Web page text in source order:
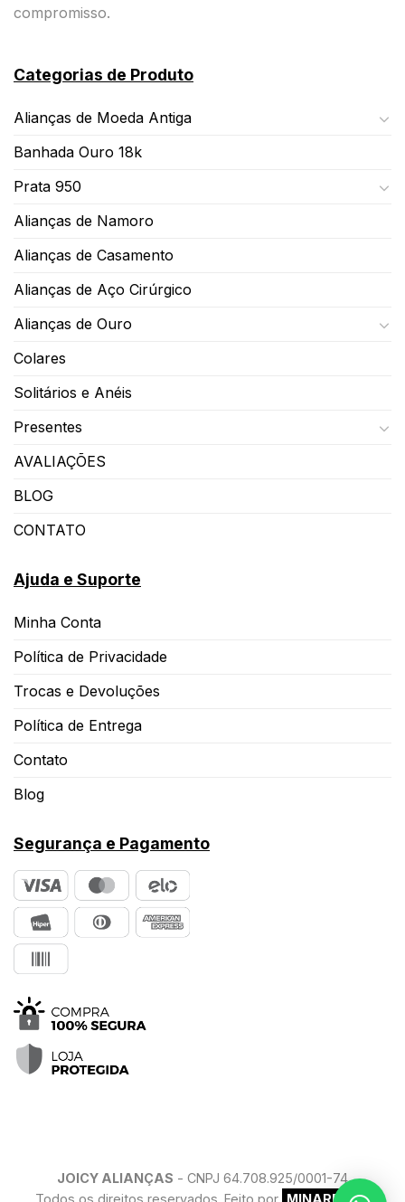
compromisso.
Categorias de Produto
Alianças de Moeda Antiga
Banhada Ouro 18k
Prata 950
Alianças de Namoro
Alianças de Casamento
Alianças de Aço Cirúrgico
Alianças de Ouro
Colares
Solitários e Anéis
Presentes
AVALIAÇÕES
BLOG
CONTATO
Ajuda e Suporte
Minha Conta
Política de Privacidade
Trocas e Devoluções
Política de Entrega
Contato
Blog
Segurança e Pagamento
JOICY ALIANÇAS - CNPJ 64.708.925/0001-74
Todos os direitos reservados. Feito por MINARELLO